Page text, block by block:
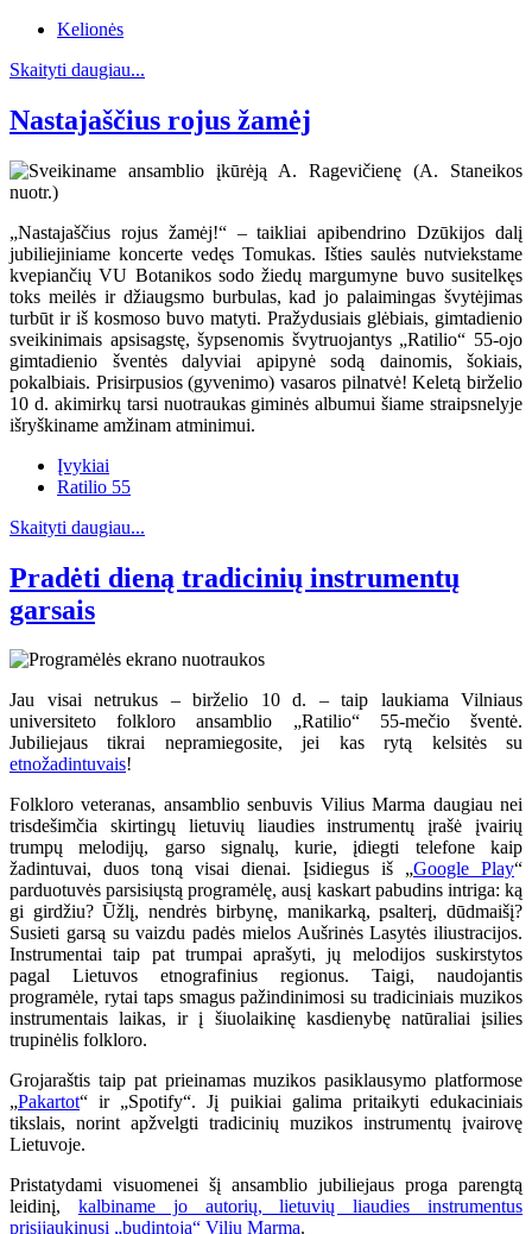
Kelionės
Skaityti daugiau...
Nastajaščius rojus žamėj
„Nastajaščius rojus žamėj!“ – taikliai apibendrino Dzūkijos dalį
jubiliejiniame koncerte vedęs Tomukas. Išties saulės nutviekstame
kvepiančių VU Botanikos sodo žiedų margumyne buvo susitelkęs
toks meilės ir džiaugsmo burbulas, kad jo palaimingas švytėjimas
turbūt ir iš kosmoso buvo matyti. Pražydusiais glėbiais, gimtadienio
sveikinimais apsisagstę, šypsenomis švytruojantys „Ratilio“ 55-ojo
gimtadienio šventės dalyviai apipynė sodą dainomis, šokiais,
pokalbiais. Prisirpusios (gyvenimo) vasaros pilnatvė! Keletą birželio
10 d. akimirkų tarsi nuotraukas giminės albumui šiame straipsnelyje
išryškiname amžinam atminimui.
Įvykiai
Ratilio 55
Skaityti daugiau...
Pradėti dieną tradicinių instrumentų
garsais
Jau visai netrukus – birželio 10 d. – taip laukiama Vilniaus
universiteto folkloro ansamblio „Ratilio“ 55-mečio šventė.
Jubiliejaus tikrai nepramiegosite, jei kas rytą kelsitės su
etnožadintuvais!
Folkloro veteranas, ansamblio senbuvis Vilius Marma daugiau nei
trisdešimčia skirtingų lietuvių liaudies instrumentų įrašė įvairių
trumpų melodijų, garso signalų, kurie, įdiegti telefone kaip
žadintuvai, duos toną visai dienai. Įsidiegus iš „Google Play“
parduotuvės parsisiųstą programėlę, ausį kaskart pabudins intriga: ką
gi girdžiu? Ūžlį, nendrės birbynę, manikarką, psalterį, dūdmaišį?
Susieti garsą su vaizdu padės mielos Aušrinės Lasytės iliustracijos.
Instrumentai taip pat trumpai aprašyti, jų melodijos suskirstytos
pagal Lietuvos etnografinius regionus. Taigi, naudojantis
programėle, rytai taps smagus pažindinimosi su tradiciniais muzikos
instrumentais laikas, ir į šiuolaikinę kasdienybę natūraliai įsilies
trupinėlis folkloro.
Grojaraštis taip pat prieinamas muzikos pasiklausymo platformose
„Pakartot“ ir „Spotify“. Jį puikiai galima pritaikyti edukaciniais
tikslais, norint apžvelgti tradicinių muzikos instrumentų įvairovę
Lietuvoje.
Pristatydami visuomenei šį ansamblio jubiliejaus proga parengtą
leidinį, kalbiname jo autorių, lietuvių liaudies instrumentus
prisijaukinusį „budintoją“ Vilių Marmą.